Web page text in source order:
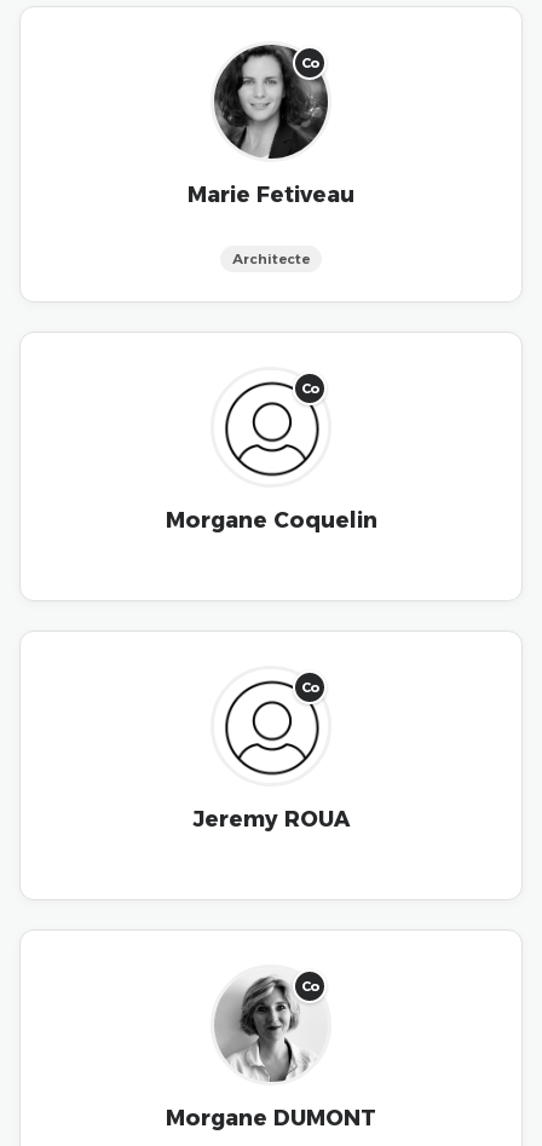
Co
Marie Fetiveau
Architecte
Co
Morgane Coquelin
Co
Jeremy ROUA
Co
Morgane DUMONT